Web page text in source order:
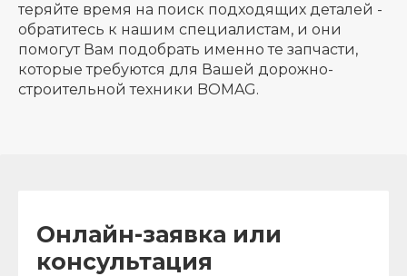
теряйте время на поиск подходящих деталей -
обратитесь к нашим специалистам, и они
помогут Вам подобрать именно те запчасти,
которые требуются для Вашей дорожно-
строительной техники BOMAG.
Онлайн-заявка или
консультация